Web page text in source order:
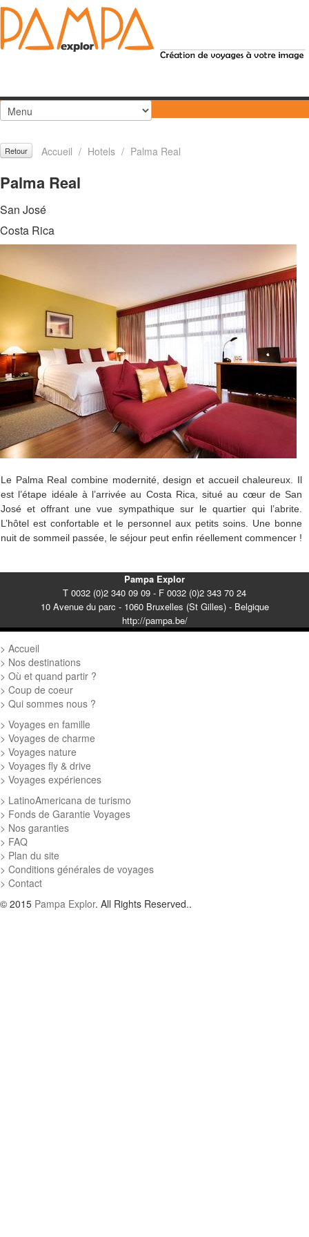
Retour Accueil / Hotels / Palma Real
Palma Real
San José
Costa Rica
Le Palma Real combine modernité, design et accueil chaleureux. Il
est l’étape idéale à l’arrivée au Costa Rica, situé au cœur de San
José et offrant une vue sympathique sur le quartier qui l’abrite.
L’hôtel est confortable et le personnel aux petits soins. Une bonne
nuit de sommeil passée, le séjour peut enfin réellement commencer !
Pampa Explor
T 0032 (0)2 340 09 09 - F 0032 (0)2 343 70 24
10 Avenue du parc - 1060 Bruxelles (St Gilles) - Belgique
http://pampa.be/
Accueil
Nos destinations
Où et quand partir ?
Coup de coeur
Qui sommes nous ?
Voyages en famille
Voyages de charme
Voyages nature
Voyages fly & drive
Voyages expériences
LatinoAmericana de turismo
Fonds de Garantie Voyages
Nos garanties
FAQ
Plan du site
Conditions générales de voyages
Contact
© 2015 Pampa Explor. All Rights Reserved..